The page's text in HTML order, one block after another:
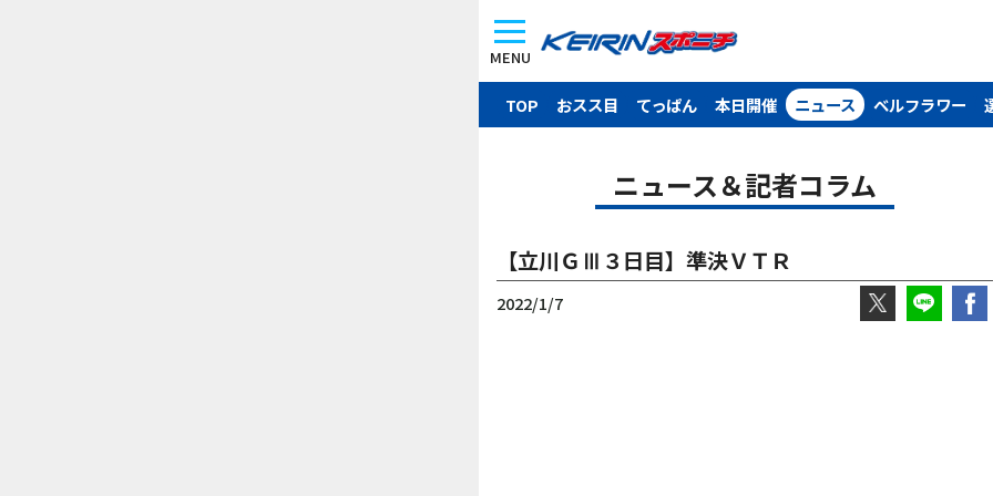
MENU
TOP おスス目 てっぱん 本日開催 ニュース ベルフラワー
ニュース＆記者コラム
【立川ＧⅢ３日目】準決ＶＴＲ
2022/1/7